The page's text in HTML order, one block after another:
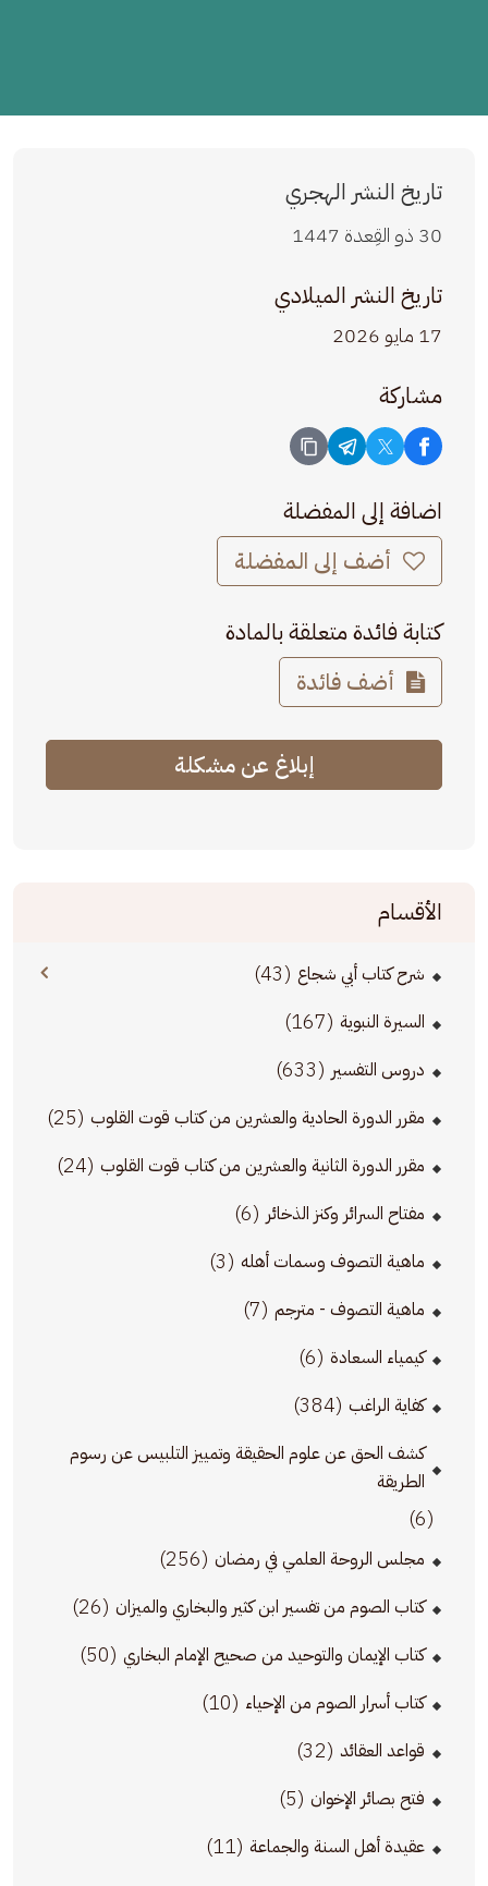
تاريخ النشر الهجري
30 ذو القِعدة 1447
تاريخ النشر الميلادي
17 مايو 2026
مشاركة
اضافة إلى المفضلة
أضف إلى المفضلة
كتابة فائدة متعلقة بالمادة
أضف فائدة
إبلاغ عن مشكلة
الأقسام
شرح كتاب أبي شجاع (43)
السيرة النبوية (167)
دروس التفسير (633)
مقرر الدورة الحادية والعشرين من كتاب قوت القلوب (25)
مقرر الدورة الثانية والعشرين من كتاب قوت القلوب (24)
مفتاح السرائر وكنز الذخائر (6)
ماهية التصوف وسمات أهله (3)
ماهية التصوف - مترجم (7)
كيمياء السعادة (6)
كفاية الراغب (384)
كشف الحق عن علوم الحقيقة وتمييز التلبيس عن رسوم
الطريقة
(6)
مجلس الروحة العلمي في رمضان (256)
كتاب الصوم من تفسير ابن كثير والبخاري والميزان (26)
كتاب الإيمان والتوحيد من صحيح الإمام البخاري (50)
كتاب أسرار الصوم من الإحياء (10)
قواعد العقائد (32)
فتح بصائر الإخوان (5)
عقيدة أهل السنة والجماعة (11)